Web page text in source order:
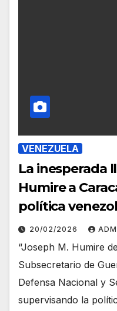
VENEZUELA
La inesperada
Humire a
política
20/02/2026
“Joseph M. Humire
Subsecretario de
Defensa Nacional y
supervisando la